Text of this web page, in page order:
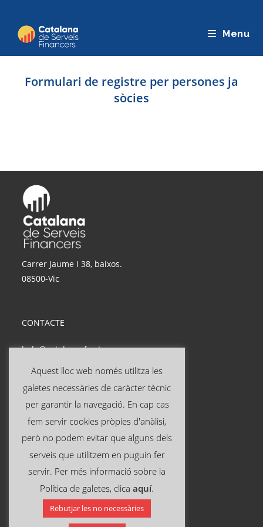
contingut
Menu
Formulari de registre per persones ja
sòcies
Carrer Jaume I 38, baixos.
08500-Vic
CONTACTE
hola@catalanasf.cat
Tel: 621 290 826
INFORMACIÓ ÚTIL
Avís legal
Política de privacitat
Política de cookies
SEGUEIX-NOS A:
Aquest lloc web només utilitza les
galetes necessàries de caràcter tècnic
per garantir la navegació. En cap cas
fem servir cookies pròpies d'anàlisi,
però no podem evitar que alguns dels
serveis que utilitzem en puguin fer
servir. Per més informació sobre la
Política de galetes, clica aquí.
Rebutjar les no necessàries